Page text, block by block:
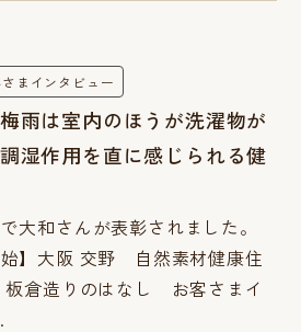
まインタビュー
雨は室内のほうが洗濯物が
湿作用を直に感じられる健
大和さんが表彰されました。
始】大阪 交野 自然素材健康住
板倉造りのはなし お客さまイ